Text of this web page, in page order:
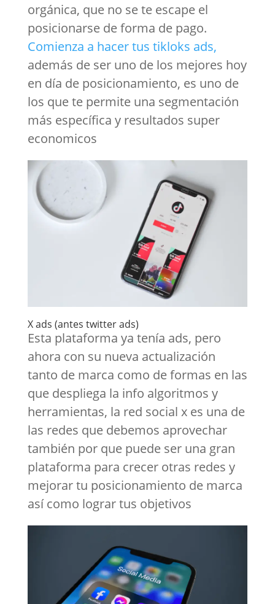
orgánica, que no se te escape el
posicionarse de forma de pago.
Comienza a hacer tus tikloks ads,
además de ser uno de los mejores hoy
en día de posicionamiento, es uno de
los que te permite una segmentación
más específica y resultados super
economicos
X ads (antes twitter ads)
Esta plataforma ya tenía ads, pero
ahora con su nueva actualización
tanto de marca como de formas en las
que despliega la info algoritmos y
herramientas, la red social x es una de
las redes que debemos aprovechar
también por que puede ser una gran
plataforma para crecer otras redes y
mejorar tu posicionamiento de marca
así como lograr tus objetivos